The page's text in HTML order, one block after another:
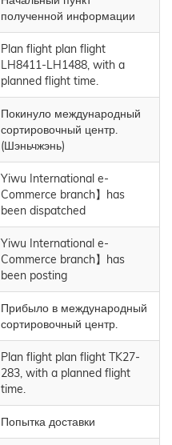
полученной информации
Plan flight plan flight
LH8411-LH1488, with a
planned flight time.
Покинуло международный
сортировочный центр.
(Шэньчжэнь)
Yiwu International e-
Commerce branch】has
been dispatched
Yiwu International e-
Commerce branch】has
been posting
Прибыло в международный
сортировочный центр.
Plan flight plan flight TK27-
283, with a planned flight
time.
Попытка доставки